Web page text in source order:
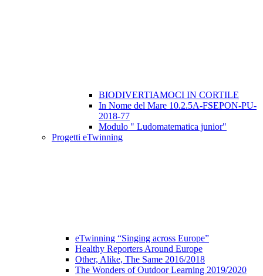
BIODIVERTIAMOCI IN CORTILE
In Nome del Mare 10.2.5A-FSEPON-PU-
2018-77
Modulo " Ludomatematica junior"
Progetti eTwinning
eTwinning “Singing across Europe”
Healthy Reporters Around Europe
Other, Alike, The Same 2016/2018
The Wonders of Outdoor Learning 2019/2020